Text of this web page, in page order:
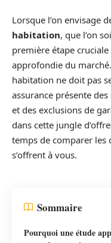
Lorsque l’on envisage
habitation, que l’on
première étape
approfondie du
habitation ne doit pas
assurance présente
et des exclusions de
dans cette jungle
temps de comparer
s’offrent à vous.
Sommaire
Pourquoi une étude